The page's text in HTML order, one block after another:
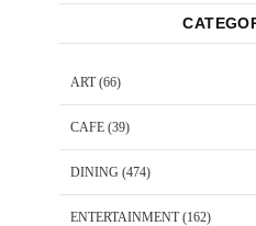
ART(66)
CAFE (39)
DINING (474)
ENTERTAINMENT(162)